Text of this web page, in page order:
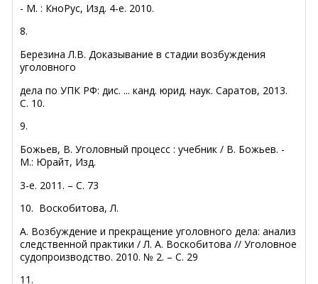
- М. : КноРус, Изд. 4-е. 2010.
8.
Березина Л.В. Доказывание в ста­дии возбуждения
уголовного
дела по УПК РФ: дис. ... канд. юрид. наук. Сара­тов, 2013.
С. 10.
9.
Божьев, В. Уголовный процесс : учебник / В. Божьев. -
М.: Юрайт, Изд.
3-е. 2011. – С. 73
10. Воскобитова, Л.
А. Возбуждение и прекращение уголовного дела: анализ
следственной практики / Л. А. Воскобитова // Уголовное
судопроизводство. 2010. № 2. – С. 29
11.